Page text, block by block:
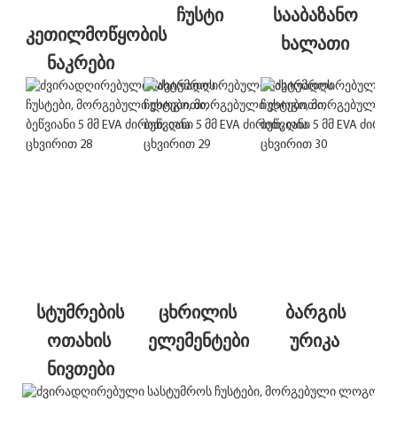
კეთილმოწყობის
ნაკრები
ჩუსტი
სააბაზანო
ხალათი
სტუმრების
ოთახის
ნივთები
ცხრილის
ელემენტები
ბარგის
ურიკა